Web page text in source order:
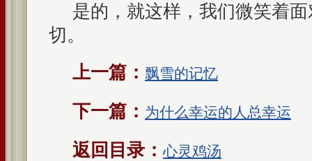
是的，就这样，我们微笑着
切。
上一篇： 飘雪的记忆
下一篇： 为什么幸运的人总幸运
返回目录：心灵鸡汤